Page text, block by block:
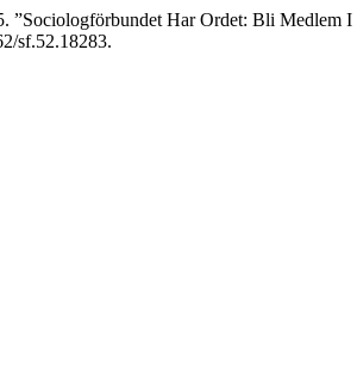
”Sociologförbundet Har Ordet: Bli Medlem
sf.52.18283.